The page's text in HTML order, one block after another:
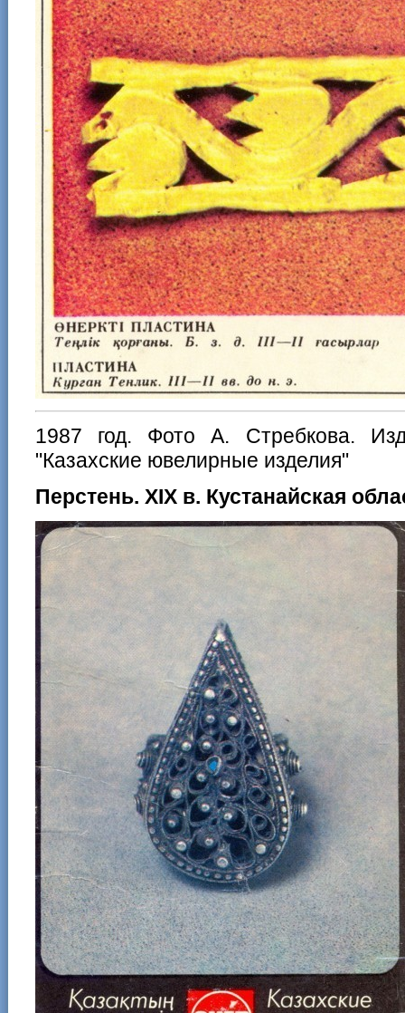
1987 год. Фото А. Стребкова.
"Казахские ювелирные изделия"
Перстень. XIX в. Кустанайская